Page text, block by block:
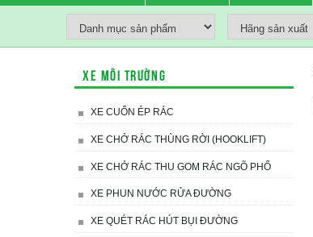
Xe môi trường
XE CUỐN ÉP RÁC
XE CHỞ RÁC THÙNG RỜI (HOOKLIFT)
XE CHỞ RÁC THU GOM RÁC NGÕ PHỐ
XE PHUN NƯỚC RỬA ĐƯỜNG
XE QUÉT RÁC HÚT BỤI ĐƯỜNG